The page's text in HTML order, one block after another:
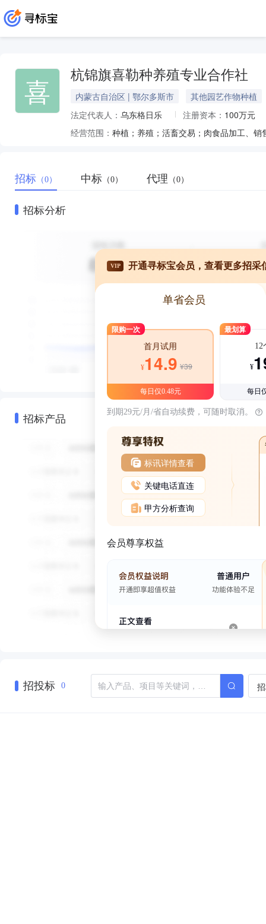
喜 杭锦旗喜勒种养殖专业合作社
内蒙古自治区 | 鄂尔多斯市
其他园艺作物种植
法定代表人： 乌东格日乐 注册资本： 100万元
经营范围：
招标 （0） 中标 （0） 代理 （0）
招标分析
招标产品
VIP 开通寻标宝会员，查看更多招采
单省会员
限购一次
首月试用
¥14.9 ¥39
每日仅0.48元
最划算
12
¥
每日
到期29元/月/省自动续费，可随时取消。
标讯详情查看
关键电话直连
甲方分析查询
会员尊享权益
招投标 0